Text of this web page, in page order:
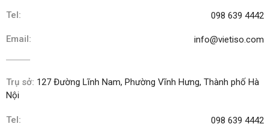
Tel: 098 639 4442
Email: info@vietiso.com
Trụ sở: 127 Đường Lĩnh Nam, Phường Vĩnh Hưng, Thành phố Hà
Nội
Tel: 098 639 4442